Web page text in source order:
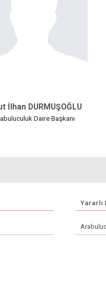
İlhan DURMUŞOĞLU
Daire Başkanı
Yararlı